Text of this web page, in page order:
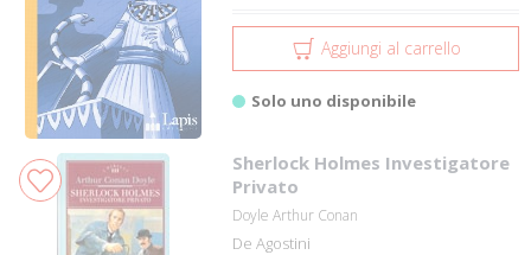
Aggiungi al carrello
Solo uno disponibile
Sherlock Holmes Investigatore
Privato
Doyle Arthur Conan
De Agostini